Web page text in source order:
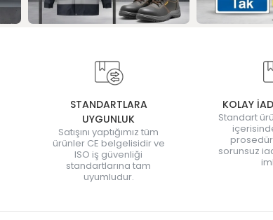
STANDARTLARA
UYGUNLUK
Satışını yaptığımız tüm
ürünler CE belgelisidir ve
ISO iş güvenliği
standartlarına tam
uyumludur.
KOLAY
Standart
sorunsuz